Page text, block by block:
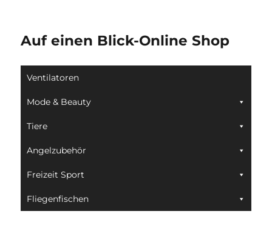
Auf einen Blick-Online Shop
Ventilatoren
Mode & Beauty
Tiere
Angelzubehör
Freizeit Sport
Fliegenfischen